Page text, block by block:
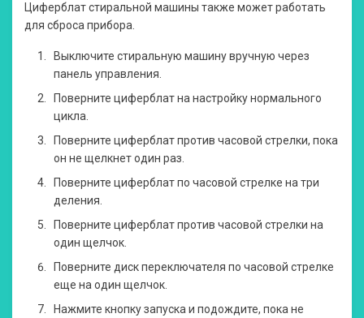
Циферблат стиральной машины также может работать
для сброса прибора.
Выключите стиральную машину вручную через
панель управления.
Поверните циферблат на настройку нормального
цикла.
Поверните циферблат против часовой стрелки, пока
он не щелкнет один раз.
Поверните циферблат по часовой стрелке на три
деления.
Поверните циферблат против часовой стрелки на
один щелчок.
Поверните диск переключателя по часовой стрелке
еще на один щелчок.
Нажмите кнопку запуска и подождите, пока не